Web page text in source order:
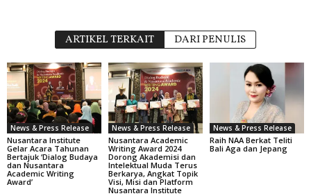
ARTIKEL TERKAIT DARI PENULIS
News & Press Release
Nusantara Institute
Gelar Acara Tahunan
Bertajuk ‘Dialog Budaya
dan Nusantara
Academic Writing
Award’
News & Press Release
Nusantara Academic
Writing Award 2024
Dorong Akademisi dan
Intelektual Muda Terus
Berkarya, Angkat Topik
Visi, Misi dan Platform
Nusantara Institute
News & Press Release
Raih NAA Berkat Teliti
Bali Aga dan Jepang